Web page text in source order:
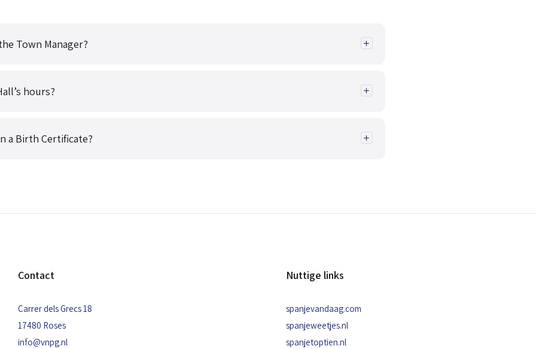
Town Manager?
hours?
a Birth Certificate?
Contact
Carrer dels Grecs 18
17480 Roses
info@vnpg.nl
Nuttige links
spanjevandaag.com
spanjeweetjes.nl
spanjetoptien.nl